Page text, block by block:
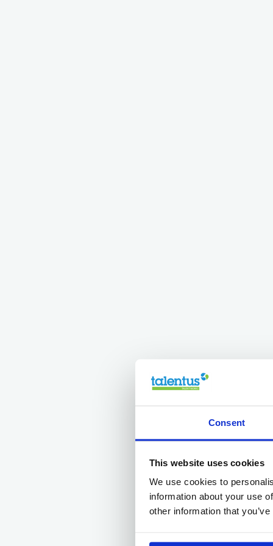
Consent
This website uses cookies
We use cookies to
information about your use
other information that